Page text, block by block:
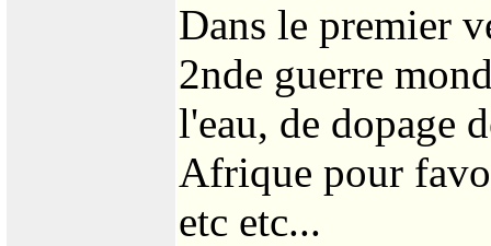
Dans le premier
2nde guerre
l'eau, de dopage
Afrique pour
etc etc...